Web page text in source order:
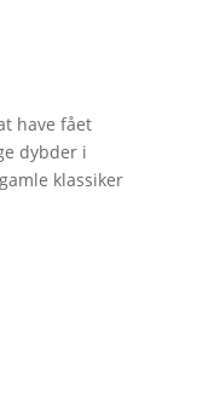
have fået
dybder i
klassiker